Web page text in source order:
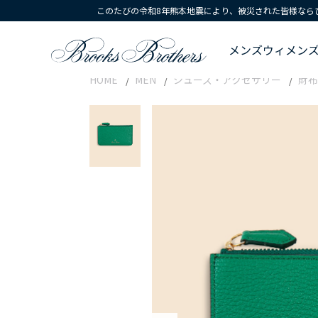
このたびの令和8年熊本地震により、被災された皆様な
メンズウィメン
HOME MEN シューズ・アクセサリー 財